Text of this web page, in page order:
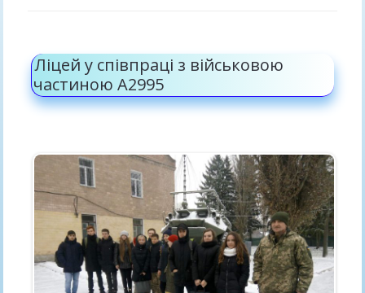
Ліцей у співпраці з військовою
частиною А2995